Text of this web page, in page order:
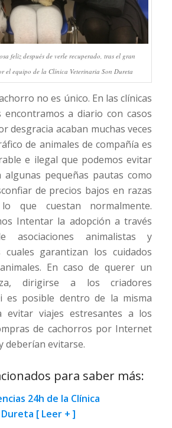
feliz después de verle recuperado, tras el gran
el equipo de la Clínica Veterinaria Son Dureta
no es único. En las clínicas
a diario con casos
desgracia acaban muchas veces
de animales de compañía es
e ilegal que podemos evitar
pequeñas pautas como
de precios bajos en razas
que cuestan normalmente.
Intentar la adopción a través
animalistas y
cuales garantizan los cuidados
En caso de querer un
dirigirse a los criadores
es posible dentro de la misma
evitar viajes estresantes a los
de cachorros por Internet
deberían evitarse.
para saber más:
24h de la Clínica
[ Leer + ]